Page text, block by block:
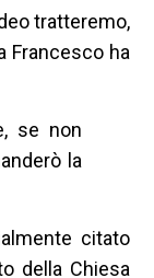
tratteremo,
Francesco ha
se non
la
citato
della Chiesa